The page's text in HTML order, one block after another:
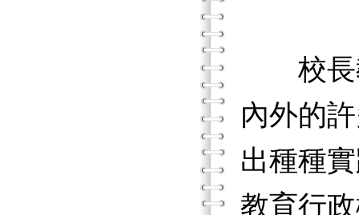
校長教
內外的
出種種
教育行